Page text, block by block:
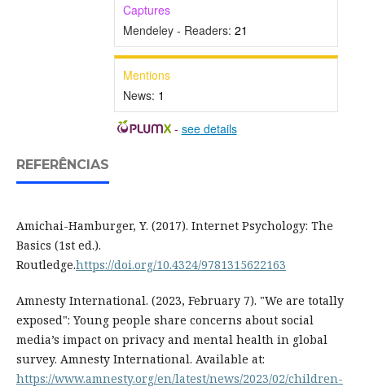
Captures
Mendeley - Readers: 21
Mentions
News: 1
- see details
REFERÊNCIAS
Amichai-Hamburger, Y. (2017). Internet Psychology: The
Basics (1st ed.).
Routledge.https://doi.org/10.4324/9781315622163
Amnesty International. (2023, February 7). "We are totally
exposed": Young people share concerns about social
media’s impact on privacy and mental health in global
survey. Amnesty International. Available at:
https://www.amnesty.org/en/latest/news/2023/02/children-